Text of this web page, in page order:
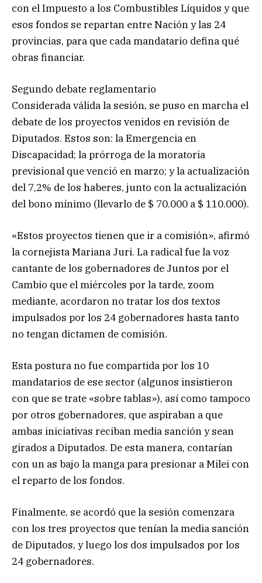
con el Impuesto a los Combustibles Líquidos y que
esos fondos se repartan entre Nación y las 24
provincias, para que cada mandatario defina qué
obras financiar.
Segundo debate reglamentario
Considerada válida la sesión, se puso en marcha el
debate de los proyectos venidos en revisión de
Diputados. Estos son: la Emergencia en
Discapacidad; la prórroga de la moratoria
previsional que venció en marzo; y la actualización
del 7,2% de los haberes, junto con la actualización
del bono mínimo (llevarlo de $ 70.000 a $ 110.000).
«Estos proyectos tienen que ir a comisión», afirmó
la cornejista Mariana Juri. La radical fue la voz
cantante de los gobernadores de Juntos por el
Cambio que el miércoles por la tarde, zoom
mediante, acordaron no tratar los dos textos
impulsados por los 24 gobernadores hasta tanto
no tengan dictamen de comisión.
Esta postura no fue compartida por los 10
mandatarios de ese sector (algunos insistieron
con que se trate «sobre tablas»), así como tampoco
por otros gobernadores, que aspiraban a que
ambas iniciativas reciban media sanción y sean
girados a Diputados. De esta manera, contarían
con un as bajo la manga para presionar a Milei con
el reparto de los fondos.
Finalmente, se acordó que la sesión comenzara
con los tres proyectos que tenían la media sanción
de Diputados, y luego los dos impulsados por los
24 gobernadores.